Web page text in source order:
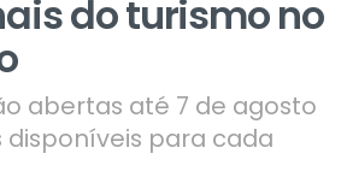
do turismo no
abertas até 7 de agosto
disponíveis para cada